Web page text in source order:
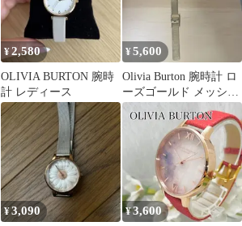
¥2,580
OLIVIA BURTON 腕時
計 レディース
¥5,600
Olivia Burton 腕時計 ロ
ーズゴールド メッシュ
ベルト
¥3,090 ¥3,600